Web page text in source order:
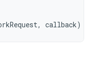
, callback)